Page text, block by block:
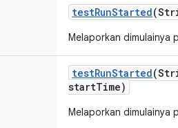
testRunStarted
Melaporkan dimulainya
testRunStarted
startTime)
Melaporkan dimulainya